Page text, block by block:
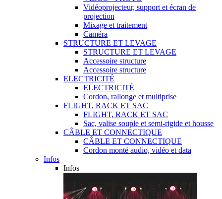
Vidéoprojecteur, support et écran de
projection
Mixage et traitement
Caméra
STRUCTURE ET LEVAGE
STRUCTURE ET LEVAGE
Accessoire structure
Accessoire structure
ELECTRICITÉ
ELECTRICITÉ
Cordon, rallonge et multiprise
FLIGHT, RACK ET SAC
FLIGHT, RACK ET SAC
Sac, valise souple et semi-rigide et housse
CÂBLE ET CONNECTIQUE
CÂBLE ET CONNECTIQUE
Cordon monté audio, vidéo et data
Infos
Infos